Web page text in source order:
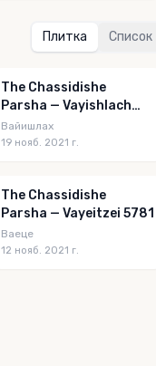
Плитка Список
The Chassidishe
Parsha — Vayishlach
5781
Вайишлах
19 нояб. 2021 г.
The Chassidishe
Parsha — Vayeitzei 5781
Ваеце
12 нояб. 2021 г.